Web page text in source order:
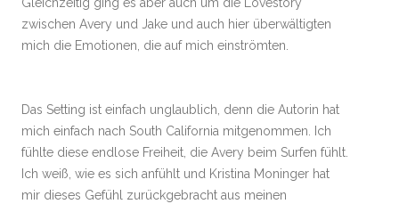
Gleichzeitig ging es aber auch um die Lovestory
zwischen Avery und Jake und auch hier überwältigten
mich die Emotionen, die auf mich einströmten.
Das Setting ist einfach unglaublich, denn die Autorin hat
mich einfach nach South California mitgenommen. Ich
fühlte diese endlose Freiheit, die Avery beim Surfen fühlt.
Ich weiß, wie es sich anfühlt und Kristina Moninger hat
mir dieses Gefühl zurückgebracht aus meinen